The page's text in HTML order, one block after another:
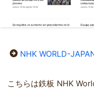
NHK WORLD-
こちらは鉄板 NHK